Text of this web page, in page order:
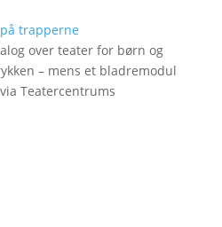
trapperne
over teater for børn og
– mens et bladremodul
Teatercentrums